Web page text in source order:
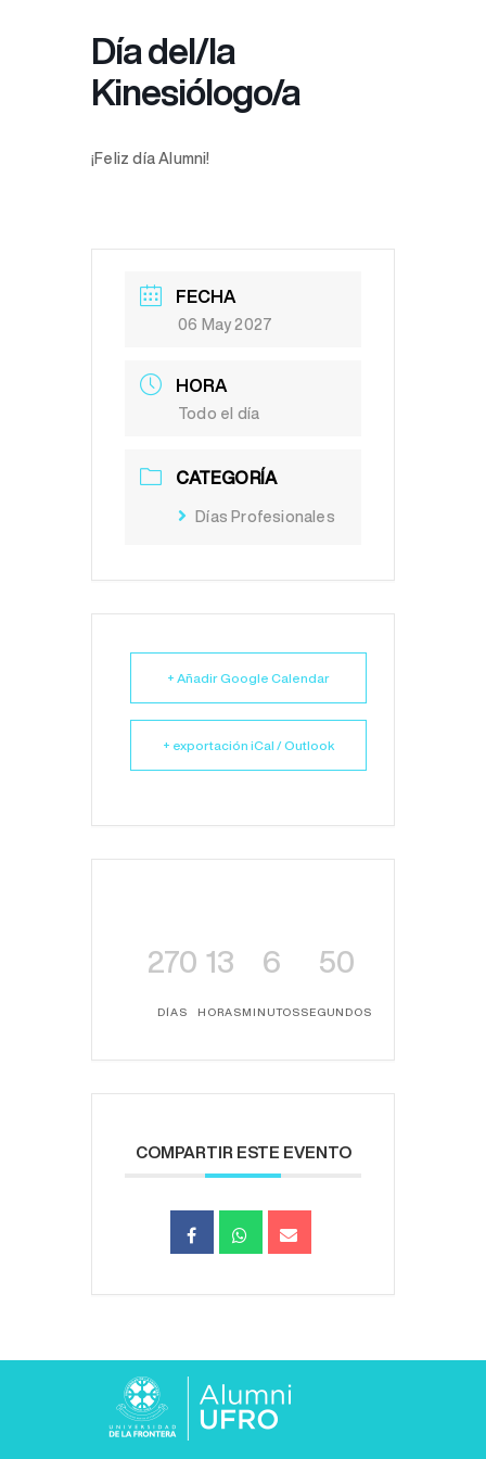
Día del/la
Kinesiólogo/a
¡Feliz día Alumni!
FECHA
06 May 2027
HORA
Todo el día
CATEGORÍA
Días Profesionales
+ Añadir Google Calendar
+ exportación iCal / Outlook
270
DÍAS
13
HORAS
6
MINUTOS
50
SEGUNDOS
COMPARTIR ESTE EVENTO